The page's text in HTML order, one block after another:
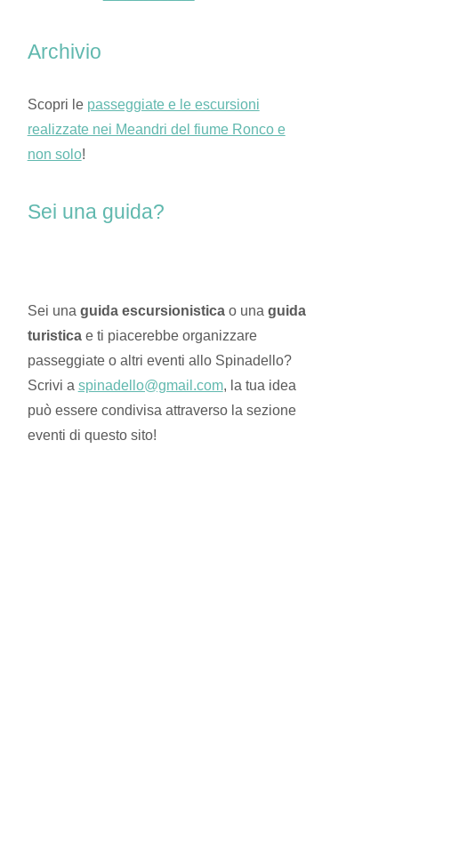
Archivio
Scopri le passeggiate e le escursioni
realizzate nei Meandri del fiume Ronco e
non solo!
Sei una guida?
Sei una guida escursionisticao una guida
turisticae ti piacerebbe organizzare
passeggiate o altri eventi allo Spinadello?
Scrivi a spinadello@gmail.com, la tua idea
può essere condivisa attraverso la sezione
eventi di questo sito!